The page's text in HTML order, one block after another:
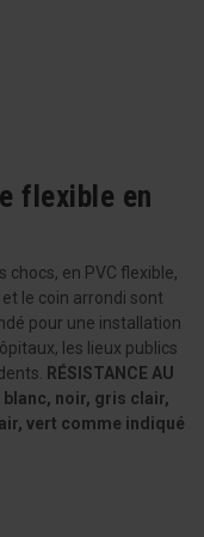
flexible en
chocs, en PVC flexible,
le coin arrondi sont
pour une installation
les lieux publics
RÉSISTANCE AU
blanc, noir, gris clair,
vert comme indiqué